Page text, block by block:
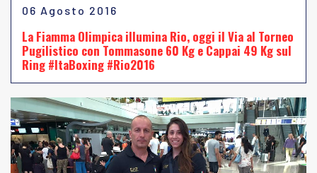
06 Agosto 2016
La Fiamma Olimpica illumina Rio, oggi il Via al Torneo
Pugilistico con Tommasone 60 Kg e Cappai 49 Kg sul
Ring #ItaBoxing #Rio2016